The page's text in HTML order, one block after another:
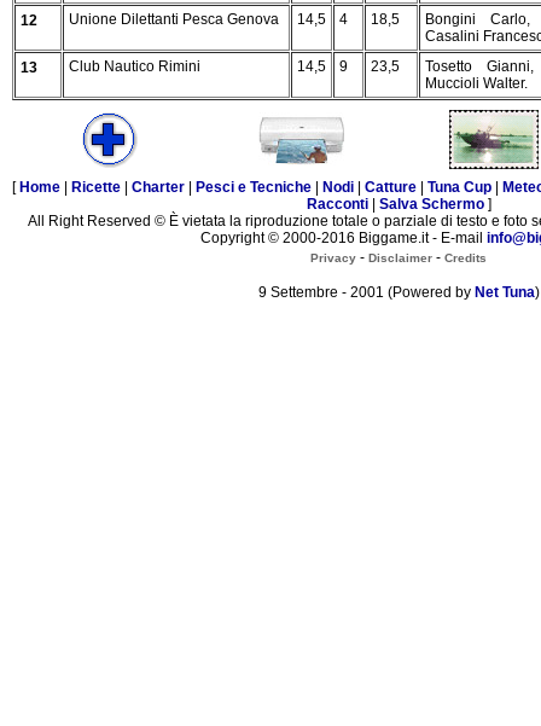
12
Unione Dilettanti Pesca Genova 14,5 4 18,5
Bongini
Casalini
13
Club Nautico Rimini 14,5 9 23,5
Tosetto
Muccioli Walter.
[ Home Ricette Charter Pesci e Tecniche Nodi Catture Tuna Cup
Racconti| Salva Schermo]
All Right Reserved © È vietata la riproduzione totale o parziale di testo e foto
Copyright © 2000-2016 Biggame.it - E-mail
Privacy - Disclaimer - Credits
9 Settembre - 2001 (Powered by Net Tuna)